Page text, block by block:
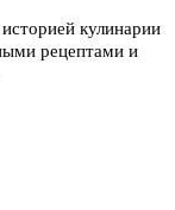
кулинарии
рецептами и